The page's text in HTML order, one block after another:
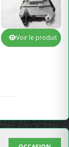
Voir le produit